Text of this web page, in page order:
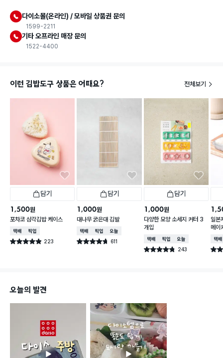
다이소몰(온라인) / 모바일 상품권 문의
1599-2211
기타 오프라인 매장 문의
1522-4400
이런 김밥도구 상품은 어때요? 전체보기
담기
1,500원
포차코 삼각김밥 케이스
택배배송매장픽업
별점 4.9점 223
건 작성
담기
1,000원
대나무 굵은대 김발
택배배송매장픽업오늘배송
별점 4.7점 611
건 작성
담기
1,000원
다양한 모양 소세지 커터 3
개입
택배배송매장픽업오늘배송
별점 4.8점 243
건 작성
일본
메이
택배
별점
오늘의 발견